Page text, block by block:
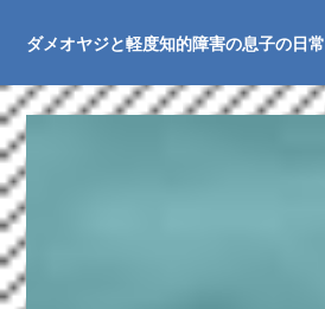
ダメオヤジと軽度知的障害の息子の日常